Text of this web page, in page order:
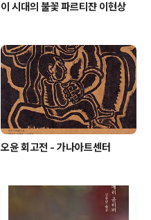
이 시대의 불꽃 파르티쟌 이현상
오윤 회고전 - 가나아트센터